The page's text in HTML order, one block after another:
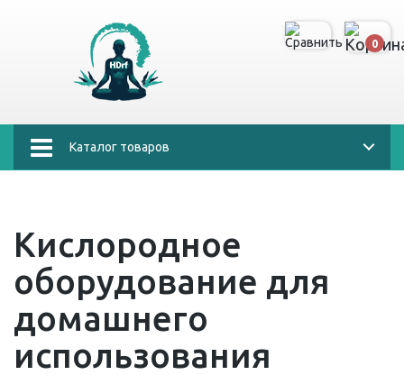
0
Каталог товаров
Кислородное
оборудование для
домашнего
использования